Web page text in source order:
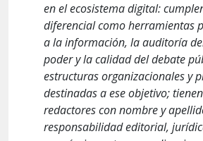
en el ecosistema digital:
diferencial como herramientas
a la información, la auditoría
poder y la calidad del debate
estructuras organizacionales y
destinadas a ese objetivo;
redactores con nombre y
responsabilidad editorial,